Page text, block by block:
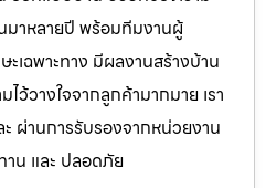
มาหลายปี พร้อมทีมงานผู้
เฉพาะทาง มีผลงานสร้างบ้าน
ว้วางใจจากลูกค้ามากมาย เรา
ผ่านการรับรองจากหน่วยงาน
น และ ปลอดภัย